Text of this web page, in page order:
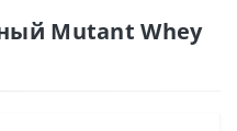
Mutant Whey